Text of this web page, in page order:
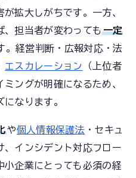
拡大しがちです。一方、
、担当者が変わっても一定
。経営判断・広報対応・法
エスカレーション
（上位者
ングが明確になるため、
なります。
や個人情報保護法・セキュ
、インシデント対応フロー
小企業にとっても必須の経